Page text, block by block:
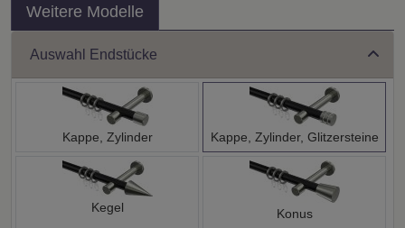
Weitere Modelle
Auswahl Endstücke
Kappe, Zylinder Kappe, Zylinder, Glitzersteine
Kegel Konus